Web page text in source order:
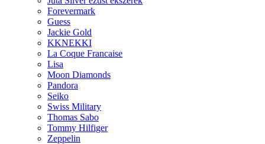
Forevermark
Guess
Jackie Gold
KKNEKKI
La Coque Francaise
Lisa
Moon Diamonds
Pandora
Seiko
Swiss Military
Thomas Sabo
Tommy Hilfiger
Zeppelin